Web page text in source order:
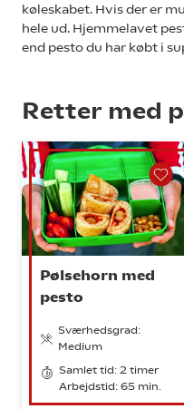
køleskabet. Hvis der er
hele ud. Hjemmelavet
end pesto du har købt i
Retter med
Pølsehorn med
pesto
Sværhedsgrad:
Medium
Samlet tid: 2 timer
Arbejdstid: 65 min.